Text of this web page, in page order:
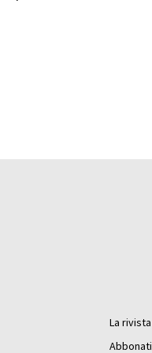
La rivista
Abbonati